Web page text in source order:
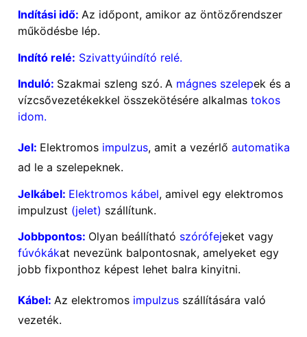
Indítási idő: Az időpont, amikor az öntözőrendszer
működésbe lép.
Indító relé: Szivattyúindító relé.
Induló: Szakmai szleng szó. A mágnes szelepek és a
vízcsővezetékekkel összekötésére alkalmas tokos
idom.
Jel: Elektromos impulzus, amit a vezérlő automatika
ad le a szelepeknek.
Jelkábel: Elektromos kábel, amivel egy elektromos
impulzust (jelet) szállítunk.
Jobbpontos: Olyan beállítható szórófejeket vagy
fúvókákat nevezünk balpontosnak, amelyeket egy
jobb fixponthoz képest lehet balra kinyitni.
Kábel: Az elektromos impulzus szállítására való
vezeték.